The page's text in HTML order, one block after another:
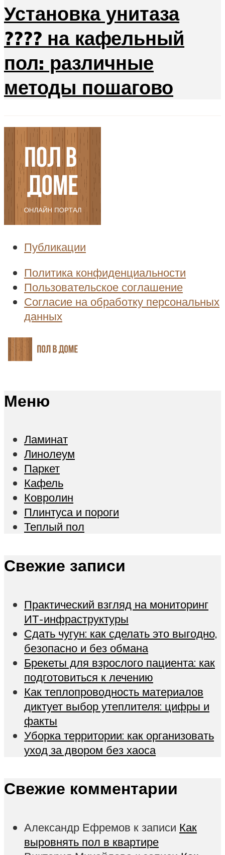
Установка унитаза
???? на кафельный
пол: различные
методы пошагово
Публикации
Политика конфиденциальности
Пользовательское соглашение
Согласие на обработку персональных
данных
Меню
Ламинат
Линолеум
Паркет
Кафель
Ковролин
Плинтуса и пороги
Теплый пол
Свежие записи
Практический взгляд на мониторинг
ИТ-инфраструктуры
Сдать чугун: как сделать это выгодно,
безопасно и без обмана
Брекеты для взрослого пациента: как
подготовиться к лечению
Как теплопроводность материалов
диктует выбор утеплителя: цифры и
факты
Уборка территории: как организовать
уход за двором без хаоса
Свежие комментарии
Александр Ефремов к записи Как
выровнять пол в квартире